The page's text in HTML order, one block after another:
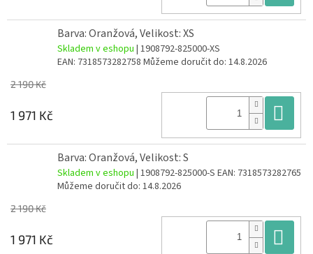
Barva: Oranžová, Velikost: XS
Skladem v eshopu | 1908792-825000-XS
EAN: 7318573282758 Můžeme doručit do: 14.8.2026
2 190 Kč
1 971 Kč
Barva: Oranžová, Velikost: S
Skladem v eshopu | 1908792-825000-S EAN: 7318573282765
Můžeme doručit do: 14.8.2026
2 190 Kč
1 971 Kč